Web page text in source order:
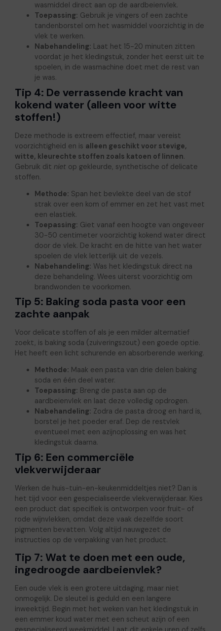
wasmiddel direct aan op de aardbeienvlek.
Toepassing: Gebruik je vingers of een zachte
tandenborstel om het wasmiddel voorzichtig in de
vlek te werken.
Nabehandeling: Laat het 15-20 minuten zitten
voordat je het kledingstuk, zonder het eerst uit te
spoelen, in de wasmachine doet met de rest van
je was.
Tip 4: De verrassende kracht van
kokend water (alleen voor witte
stoffen!)
Deze methode is extreem effectief, maar vereist
voorzichtigheid en is alleen geschikt voor stevige,
witte, kleurechte stoffen zoals katoen of linnen.
Gebruik dit niet op gekleurde, synthetische of delicate
stoffen.
Methode: Span het bevlekte deel van de stof
strak over een kom of emmer en zet het vast met
een elastiek.
Toepassing: Giet vanaf een hoogte van ongeveer
30-50 centimeter voorzichtig kokend water direct
door de vlek. De kracht en de hitte van het water
spoelen de vlek letterlijk uit de vezels.
Nabehandeling: Was het kledingstuk direct na
deze behandeling. Wees uiterst voorzichtig om
brandwonden te voorkomen.
Tip 5: Baking soda pasta voor een
zachte aanpak
Voor delicate stoffen of als je een milder alternatief
zoekt, is baking soda (zuiveringszout) een goede optie.
Het heeft een licht schurende en absorberende werking.
Methode: Maak een pasta van drie delen baking
soda en één deel water.
Toepassing: Breng de pasta aan op de
aardbeienvlek en laat deze volledig opdrogen.
Nabehandeling: Zodra de pasta droog en hard is,
borstel je het poeder eraf. Dep de restvlek
eventueel met een azijnoplossing en was het
kledingstuk daarna.
Tip 6: Een commerciële
vlekverwijderaar
Werken de huis-tuin-en-keukenmiddeltjes niet? Dan is
het tijd voor een gespecialiseerde vlekverwijderaar. Kies
een product dat specifiek is ontworpen voor fruit- of
rode wijnvlekken, omdat deze vaak dezelfde soort
pigmenten bevatten. Volg altijd nauwgezet de
instructies op de verpakking van het product.
Tip 7: Wat te doen met een oude,
ingedroogde aardbeienvlek?
Een oude vlek is een grotere uitdaging, maar niet
onmogelijk. De sleutel is geduld en een langere
inweektijd. Begin met het weken van het kledingstuk in
een emmer koud water met een scheut azijn of een